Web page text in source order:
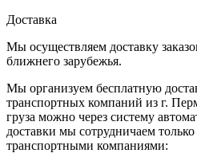
Доставка
Мы осуществляем доставку
ближнего зарубежья.
Мы организуем бесплатную
транспортных компаний из г.
груза можно через систему
доставки мы сотрудничаем
транспортными компаниями: